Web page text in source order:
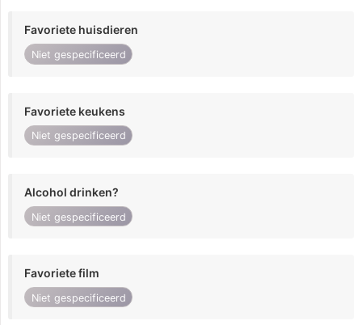
Favoriete huisdieren
Niet gespecificeerd
Favoriete keukens
Niet gespecificeerd
Alcohol drinken?
Niet gespecificeerd
Favoriete film
Niet gespecificeerd